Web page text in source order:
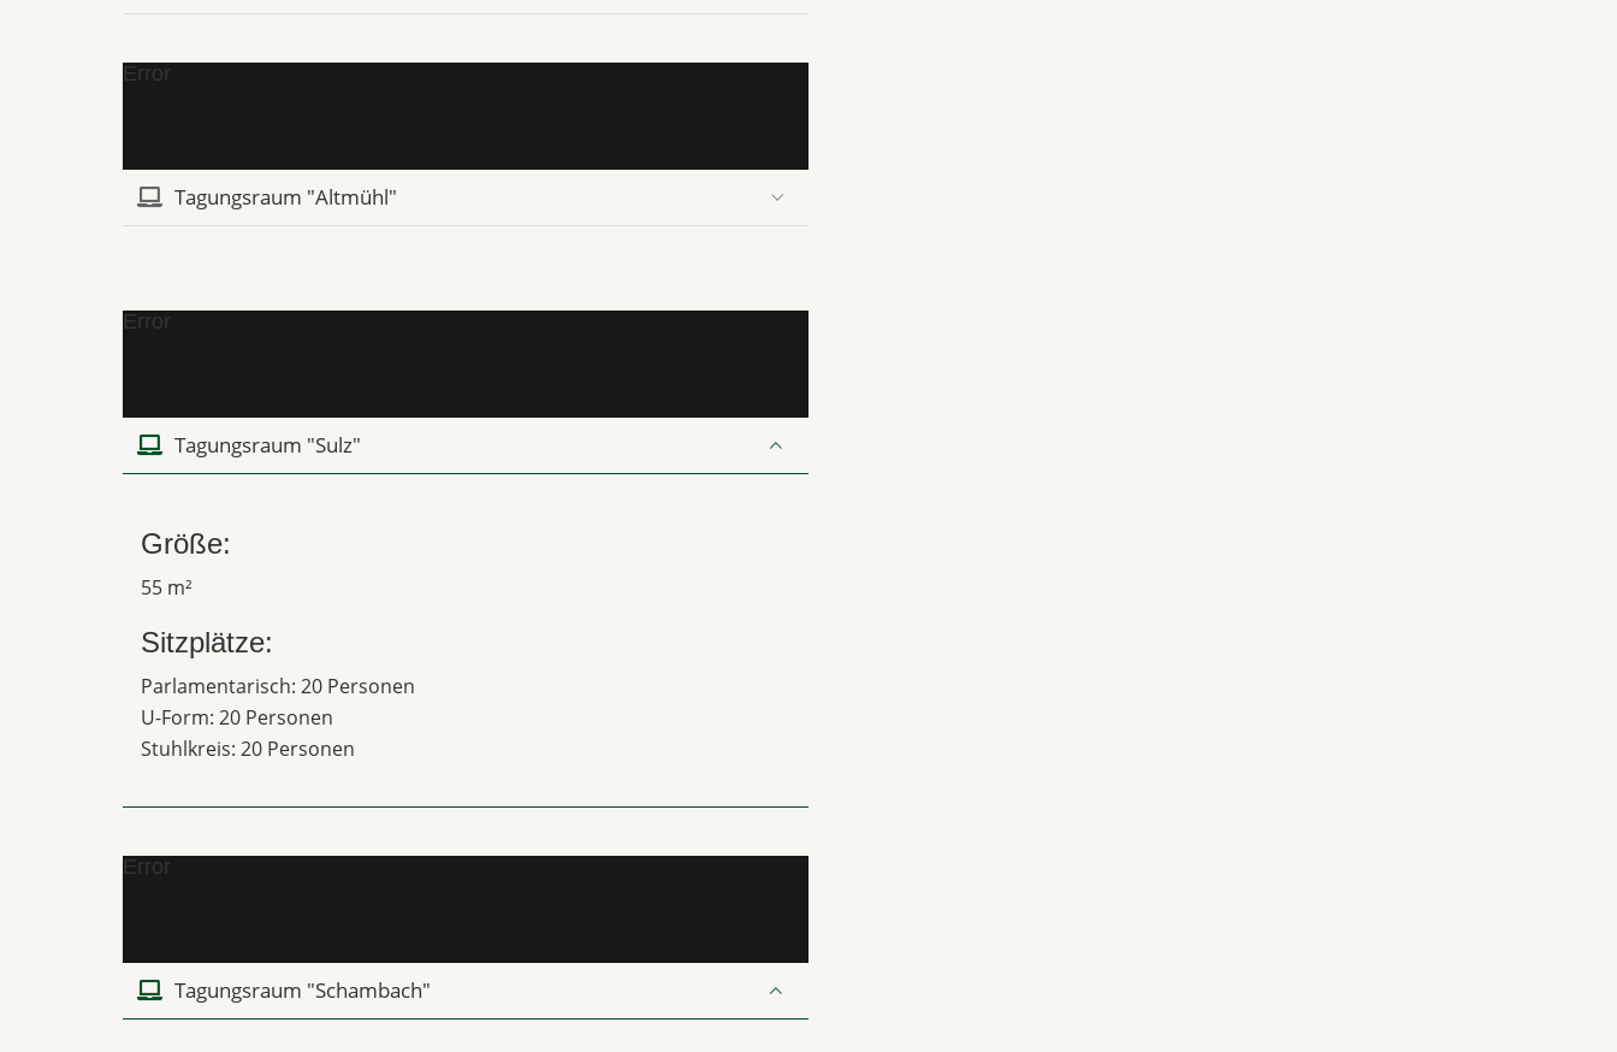
Error
Tagungsraum "Altmühl"
Error
Tagungsraum "Sulz"
Größe:
55 m²
Sitzplätze:
Parlamentarisch: 20 Personen
U-Form: 20 Personen
Stuhlkreis: 20 Personen
Error
Tagungsraum "Schambach"